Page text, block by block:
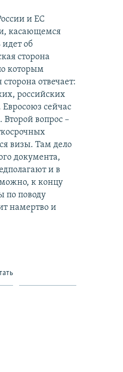
и ЕС
касающемся
об
сторона
которым
отвечает:
российских
сейчас
вопрос –
визы. Там дело
документа,
и в
к концу
по поводу
намертво и